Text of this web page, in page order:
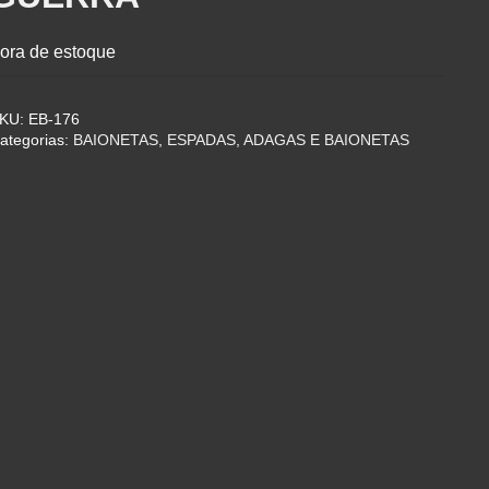
de estoque
EB-176
BAIONETAS, ESPADAS, ADAGAS E BAIONETAS